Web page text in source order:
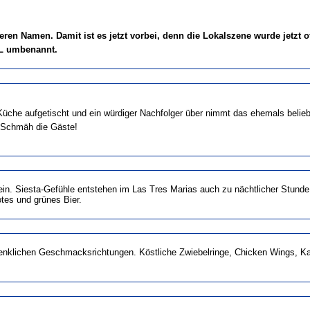
Namen. Damit ist es jetzt vorbei, denn die Lokalszene wurde jetzt
umbenannt.
aufgetischt und ein würdiger Nachfolger über nimmt das ehemals
die Gäste!
Siesta-Gefühle entstehen im Las Tres Marias auch zu nächtlicher
und grünes Bier.
Geschmacksrichtungen. Köstliche Zwiebelringe, Chicken Wings,